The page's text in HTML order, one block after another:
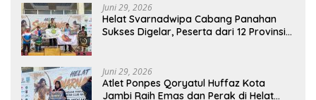
Juni 29, 2026
Helat Svarnadwipa Cabang Panahan
Sukses Digelar, Peserta dari 12 Provinsi
Juni 29, 2026
Atlet Ponpes Qoryatul Huffaz Kota
Jambi Raih Emas dan Perak di Helat